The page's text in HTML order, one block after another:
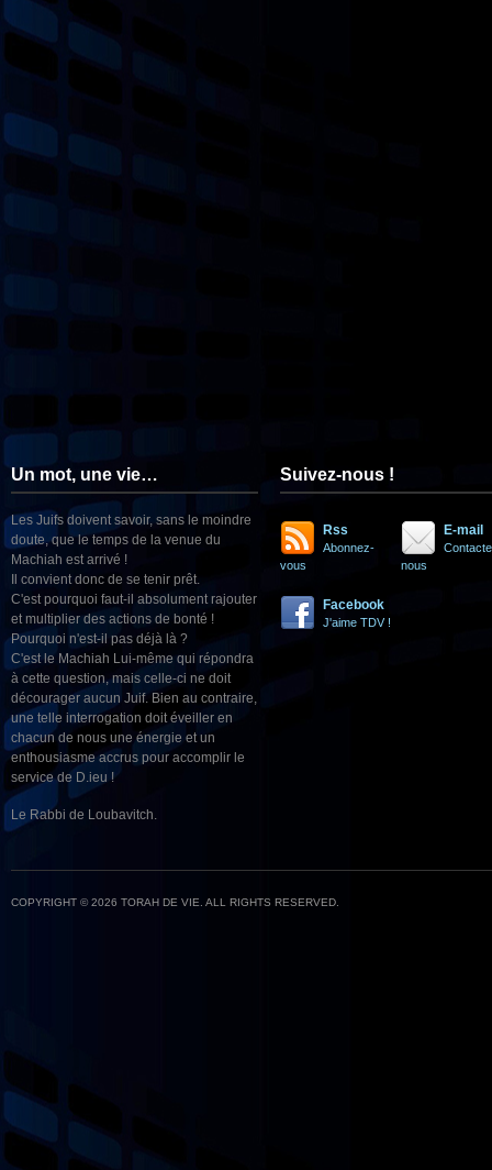
Un mot, une vie…
Les Juifs doivent savoir, sans le moindre
doute, que le temps de la venue du
Machiah est arrivé !
Il convient donc de se tenir prêt.
C'est pourquoi faut-il absolument rajouter
et multiplier des actions de bonté !
Pourquoi n'est-il pas déjà là ?
C'est le Machiah Lui-même qui répondra
à cette question, mais celle-ci ne doit
décourager aucun Juif. Bien au contraire,
une telle interrogation doit éveiller en
chacun de nous une énergie et un
enthousiasme accrus pour accomplir le
service de D.ieu !
Le Rabbi de Loubavitch.
Suivez-nous !
Rss
Abonnez-
vous
E-mail
nous
Facebook
J'aime TDV !
COPYRIGHT © 2026 TORAH DE VIE. ALL RIGHTS RESERVED.